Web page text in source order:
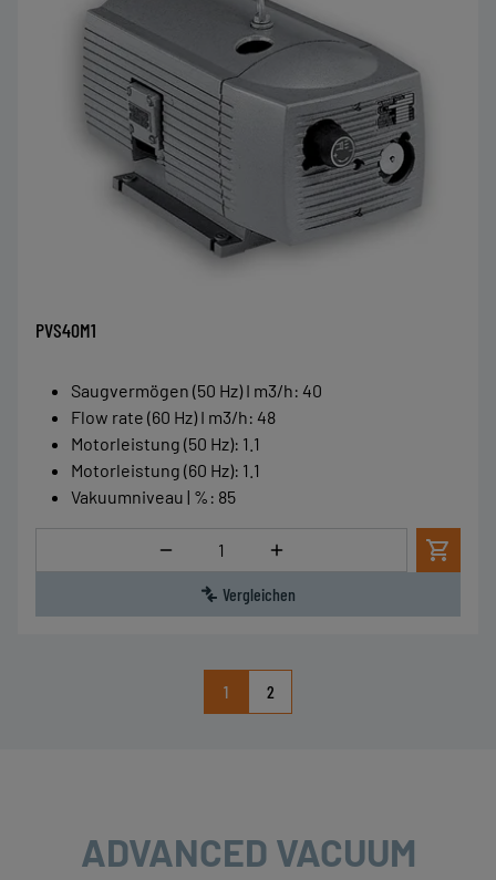
PVS40M1
Saugvermögen (50 Hz) I m3/h: 40
Flow rate (60 Hz) I m3/h: 48
Motorleistung (50 Hz): 1.1
Motorleistung (60 Hz): 1.1
Vakuumniveau | % : 85
Menge
Vergleichen
1 2
ADVANCED VACUUM